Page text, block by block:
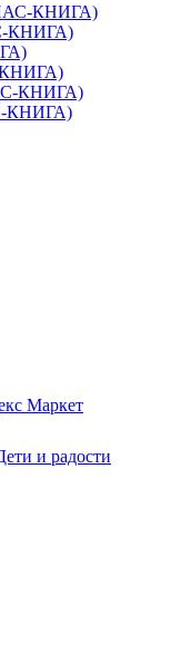
КНИГА)
КНИГА)
КНИГА)
КНИГА)
КНИГА)